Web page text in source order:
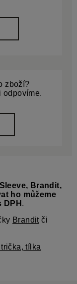
zboží?
odpovíme.
Brandit,
ho můžeme
DPH .
Branditči
tílka